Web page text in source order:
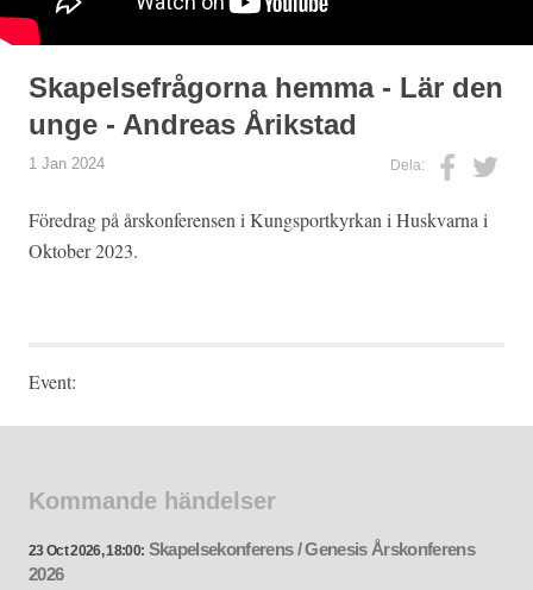
Skapelsefrågorna hemma - Lär den
unge - Andreas Årikstad
Dela:
1 Jan 2024
Föredrag på årskonferensen i Kungsportkyrkan i Huskvarna i
Oktober 2023.
Event:
Kommande händelser
23 Oct 2026, 18:00: Skapelsekonferens / Genesis Årskonferens
2026